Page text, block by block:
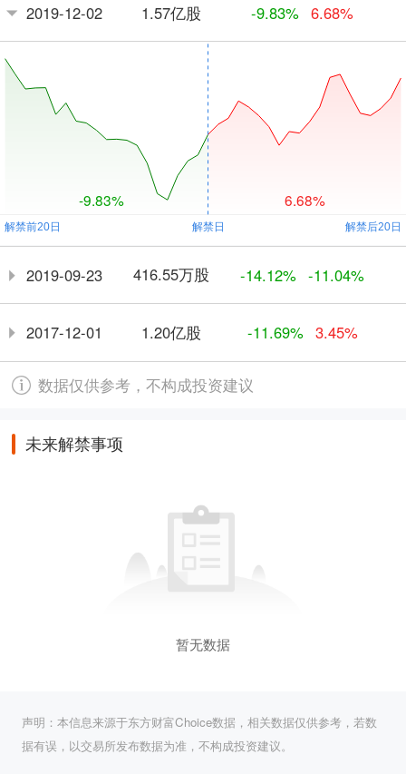
2019-12-02 1.57亿股 -9.83% 6.68%
-9.83% 6.68%
2019-09-23 416.55万股 -14.12% -11.04%
2017-12-01 1.20亿股 -11.69% 3.45%
数据仅供参考，不构成投资建议
未来解禁事项
暂无数据
声明：本信息来源于东方财富Choice数据，相关数据仅供参考，若数
据有误，以交易所发布数据为准，不构成投资建议。